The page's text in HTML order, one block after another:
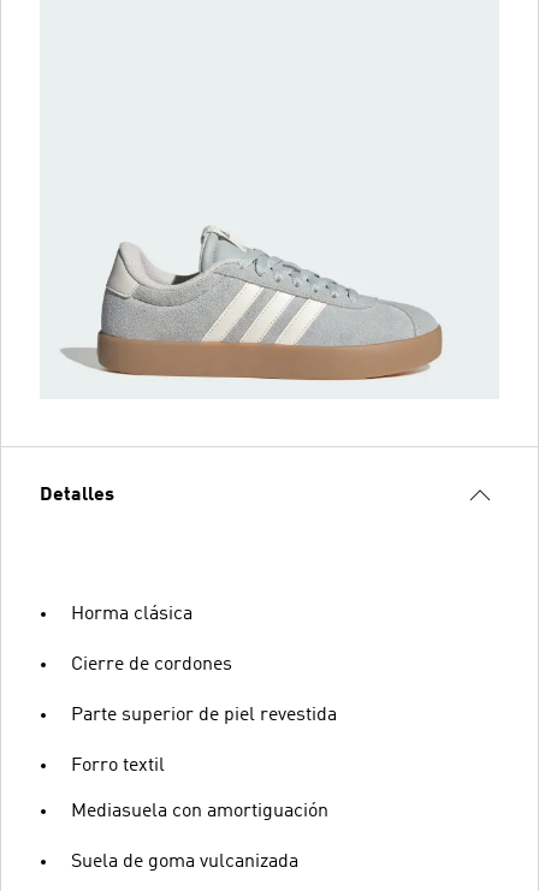
Detalles
Horma clásica
Cierre de cordones
Parte superior de piel revestida
Forro textil
Mediasuela con amortiguación
Suela de goma vulcanizada